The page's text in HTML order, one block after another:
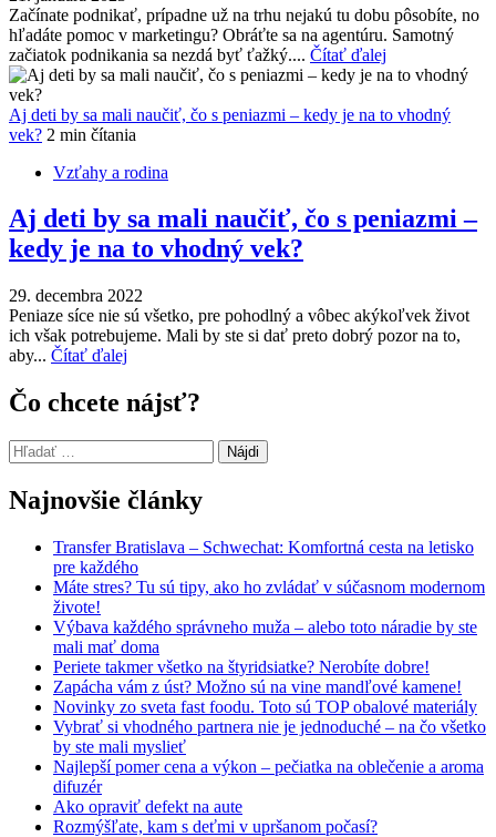
Začínate podnikať, prípadne už na trhu nejakú tu dobu pôsobíte, no
hľadáte pomoc v marketingu? Obráťte sa na agentúru. Samotný
začiatok podnikania sa nezdá byť ťažký.... Čítať ďalej
Aj deti by sa mali naučiť, čo s peniazmi – kedy je na to vhodný
vek? 2 min čítania
Vzťahy a rodina
Aj deti by sa mali naučiť, čo s peniazmi –
kedy je na to vhodný vek?
29. decembra 2022
Peniaze síce nie sú všetko, pre pohodlný a vôbec akýkoľvek život
ich však potrebujeme. Mali by ste si dať preto dobrý pozor na to,
aby... Čítať ďalej
Čo chcete nájsť?
Hľadať:
Najnovšie články
Transfer Bratislava – Schwechat: Komfortná cesta na letisko
pre každého
Máte stres? Tu sú tipy, ako ho zvládať v súčasnom modernom
živote!
Výbava každého správneho muža – alebo toto náradie by ste
mali mať doma
Periete takmer všetko na štyridsiatke? Nerobíte dobre!
Zapácha vám z úst? Možno sú na vine mandľové kamene!
Novinky zo sveta fast foodu. Toto sú TOP obalové materiály
Vybrať si vhodného partnera nie je jednoduché – na čo všetko
by ste mali myslieť
Najlepší pomer cena a výkon – pečiatka na oblečenie a aroma
difuzér
Ako opraviť defekt na aute
Rozmýšľate, kam s deťmi v upršanom počasí?